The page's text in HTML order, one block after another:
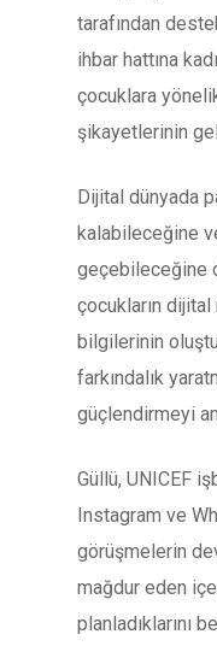
tarafından
ihbar hattına
çocuklara
şikayetlerinin
Dijital dünyada
kalabileceğine
geçebileceğine
çocukların dijital
bilgilerinin
farkındalık
güçlendirmeyi
Güllü, UNICEF
Instagram ve
görüşmelerin
mağdur eden
planladıklarını